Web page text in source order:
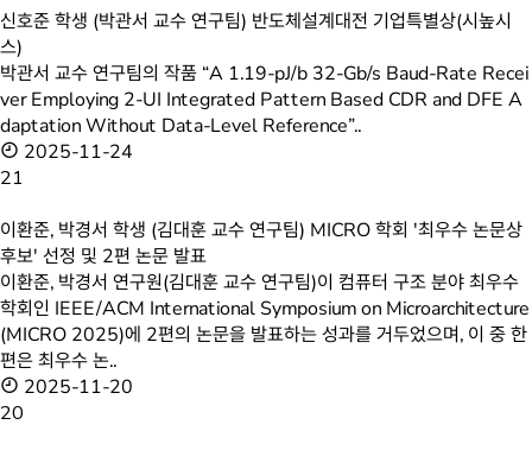
신호준 학생 (박관서 교수 연구팀) 반도체설계대전 기업특별상(시높시
스)
박관서 교수 연구팀의 작품 “A 1.19-pJ/b 32-Gb/s Baud-Rate Recei
ver Employing 2-UI Integrated Pattern Based CDR and DFE A
daptation Without Data-Level Reference”..
2025-11-24
21
이환준, 박경서 학생 (김대훈 교수 연구팀) MICRO 학회 '최우수 논문상
후보' 선정 및 2편 논문 발표
이환준, 박경서 연구원(김대훈 교수 연구팀)이 컴퓨터 구조 분야 최우수
학회인 IEEE/ACM International Symposium on Microarchitecture
(MICRO 2025)에 2편의 논문을 발표하는 성과를 거두었으며, 이 중 한
편은 최우수 논..
2025-11-20
20